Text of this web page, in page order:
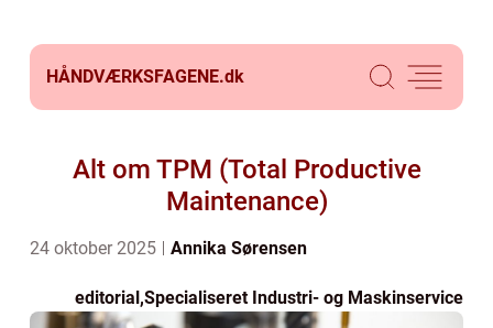
HÅNDVÆRKSFAGENE.dk
Alt om TPM (Total Productive
Maintenance)
24 oktober 2025 Annika Sørensen
editorial,Specialiseret Industri- og Maskinservice